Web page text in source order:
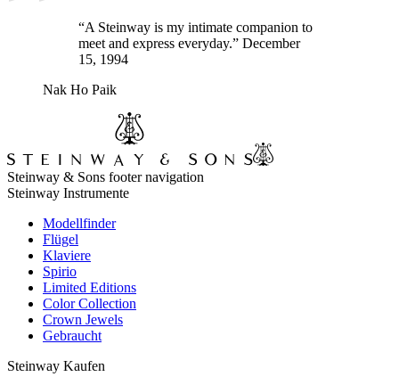
“A Steinway is my intimate companion to
meet and express everyday.” December
15, 1994
Nak Ho Paik
Steinway & Sons footer navigation
Steinway Instrumente
Modellfinder
Flügel
Klaviere
Spirio
Limited Editions
Color Collection
Crown Jewels
Gebraucht
Steinway Kaufen